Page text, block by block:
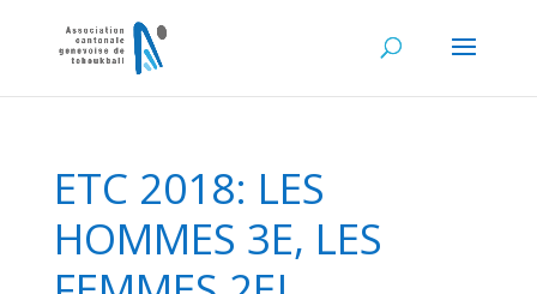
ETC 2018: LES
HOMMES 3E, LES